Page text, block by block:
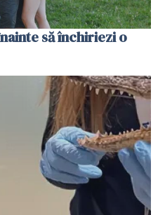
să închiriezi o